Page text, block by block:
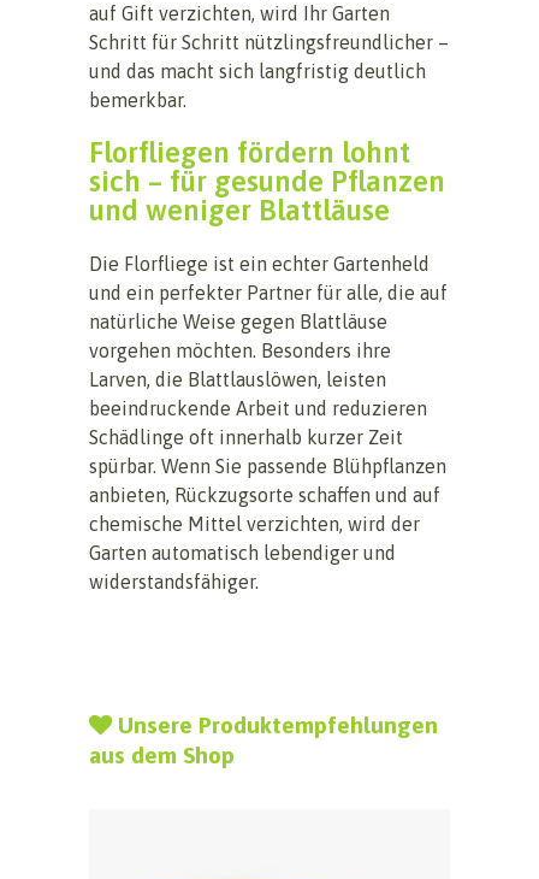
auf Gift verzichten, wird Ihr Garten
Schritt für Schritt nützlingsfreundlicher –
und das macht sich langfristig deutlich
bemerkbar.
Florfliegen fördern lohnt
sich – für gesunde Pflanzen
und weniger Blattläuse
Die Florfliege ist ein echter Gartenheld
und ein perfekter Partner für alle, die auf
natürliche Weise gegen Blattläuse
vorgehen möchten. Besonders ihre
Larven, die Blattlauslöwen, leisten
beeindruckende Arbeit und reduzieren
Schädlinge oft innerhalb kurzer Zeit
spürbar. Wenn Sie passende Blühpflanzen
anbieten, Rückzugsorte schaffen und auf
chemische Mittel verzichten, wird der
Garten automatisch lebendiger und
widerstandsfähiger.
Unsere Produktempfehlungen
aus dem Shop